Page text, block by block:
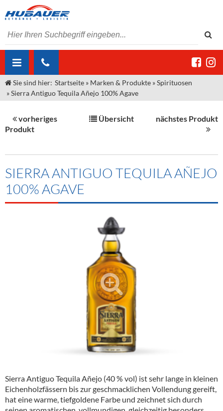
ÜBER UNS
Unser Liefergebiet
Kontakt
Angebote Gastronomie & Großhandel
Neuigkeiten
Termine
MARKEN & PRODUKTE
Sirup
Spirituosen
Alkoholfreie Getränke
Hygieneartikel & Desinfektion
Kommisionskauf & Lieferbedingungen
Fremddienstleistungen
Sie sind hier: Startseite » Marken & Produkte »Spirituosen
»Sierra Antiguo Tequila Añejo 100% Agave
vorheriges
Produkt
Übersicht nächstes Produkt
SIERRA ANTIGUO TEQUILA AÑEJO
100% AGAVE
Sierra Antiguo Tequila Añejo (40 % vol) ist sehr lange in kleinen
Eichenholzfässern bis zur geschmacklichen Vollendung gereift,
hat eine warme, tiefgoldene Farbe und zeichnet sich durch